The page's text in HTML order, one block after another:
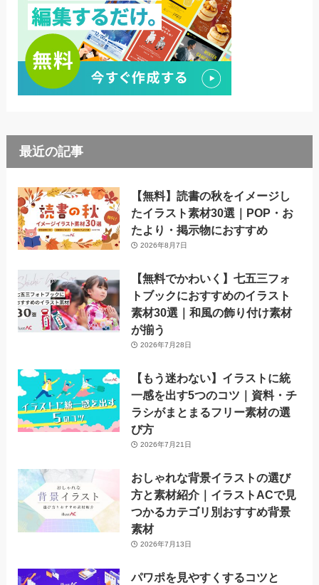
最近の記事
【無料】読書の秋をイメージし
たイラスト素材30選｜POP・お
たより・掲示物におすすめ
2026年8月7日
【無料でかわいく】七五三フォ
トブックにおすすめのイラスト
素材30選｜和風の飾り付け素材
が揃う
2026年7月28日
【もう迷わない】イラストに統
一感を出す5つのコツ｜資料・チ
ラシがまとまるフリー素材の選
び方
2026年7月21日
おしゃれな背景イラストの選び
方と素材紹介｜イラストACで見
つかるカテゴリ別おすすめ背景
素材
2026年7月13日
パワポを見やすくするコツと